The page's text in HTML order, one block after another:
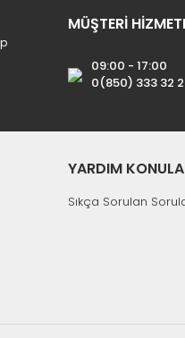
0,00 TL
MÜŞTERİ
09:00 - 17:00
0(850) 333 32
YARDIM
Sıkça Sorulan